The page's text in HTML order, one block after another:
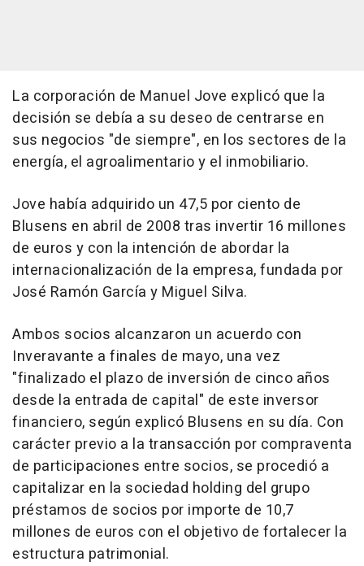
La corporación de Manuel Jove explicó que la
decisión se debía a su deseo de centrarse en
sus negocios "de siempre", en los sectores de la
energía, el agroalimentario y el inmobiliario.
Jove había adquirido un 47,5 por ciento de
Blusens en abril de 2008 tras invertir 16 millones
de euros y con la intención de abordar la
internacionalización de la empresa, fundada por
José Ramón García y Miguel Silva.
Ambos socios alcanzaron un acuerdo con
Inveravante a finales de mayo, una vez
"finalizado el plazo de inversión de cinco años
desde la entrada de capital" de este inversor
financiero, según explicó Blusens en su día. Con
carácter previo a la transacción por compraventa
de participaciones entre socios, se procedió a
capitalizar en la sociedad holding del grupo
préstamos de socios por importe de 10,7
millones de euros con el objetivo de fortalecer la
estructura patrimonial.